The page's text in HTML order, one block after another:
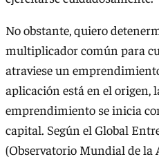
No obstante, quiero
multiplicador común para
atraviese un
aplicación está en el origen,
emprendimiento se inicia
capital. Según el Global
(Observatorio Mundial de la